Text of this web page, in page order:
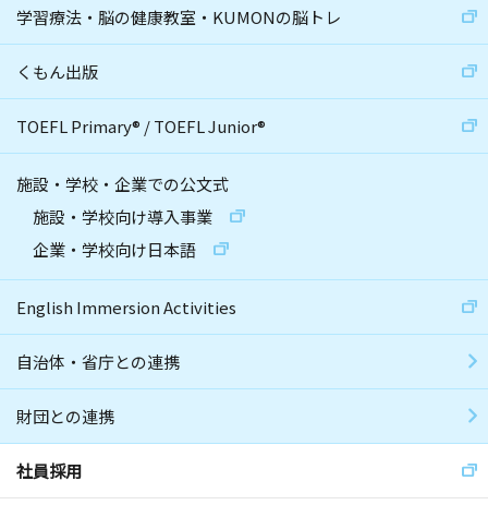
学習療法・脳の健康教室・KUMONの脳トレ
くもん出版
TOEFL Primary® /TOEFL Junior®
施設・学校・企業での公文式
施設・学校向け導入事業
企業・学校向け日本語
English Immersion Activities
自治体・省庁との連携
財団との連携
社員採用